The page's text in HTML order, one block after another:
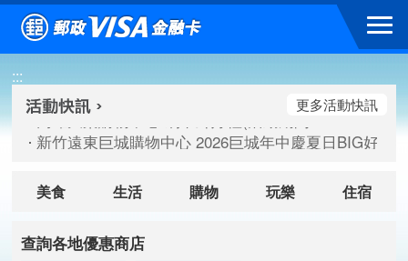
跳到主要內容區塊
:::
高雄大樂購物中心 刷卡郵好禮(活動期間：115/08/07-
臺北三創生活 有點東西第2波 刷卡郵好禮(活動期間：
高雄大樂購物中心 刷卡郵好禮(活動期間：115/08/07-
新竹遠東巨城購物中心 2026巨城年中慶夏日BIG好刷(
更多活動快訊
美食 生活 購物 玩樂 住宿
查詢各地優惠商店